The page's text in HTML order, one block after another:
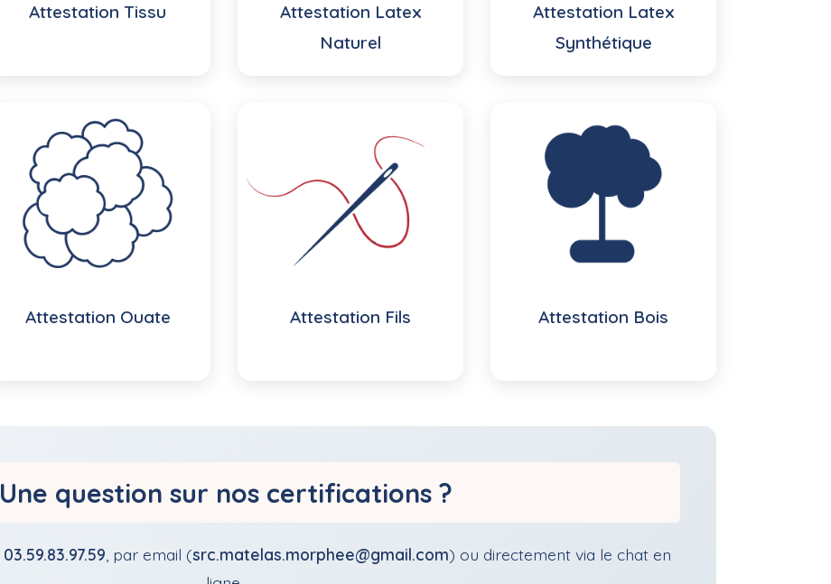
Attestation Tissu
Attestation Latex
Naturel
Attestation Latex
Synthétique
Attestation Ouate Attestation Fils Attestation Bois
Une question sur nos certifications ?
03.59.83.97.59 , par email (src.matelas.morphee@gmail.com) ou directement via le chat en